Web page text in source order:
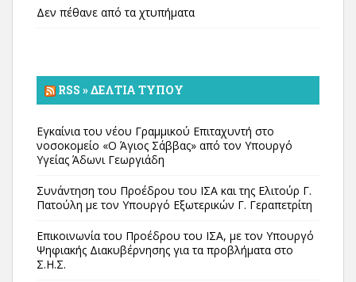
Δεν πέθανε από τα χτυπήματα
RSS » ΔΕΛΤΊΑ ΤΎΠΟΥ
Εγκαίνια του νέου Γραμμικού Επιταχυντή στο
νοσοκομείο «Ο Άγιος Σάββας» από τον Υπουργό
Υγείας Άδωνι Γεωργιάδη
Συνάντηση του Προέδρου του ΙΣΑ και της Ελιτούρ Γ.
Πατούλη με τον Υπουργό Εξωτερικών Γ. Γεραπετρίτη
Επικοινωνία του Προέδρου του ΙΣΑ, με τον Υπουργό
Ψηφιακής Διακυβέρνησης για τα προβλήματα στο
Σ.Η.Σ.